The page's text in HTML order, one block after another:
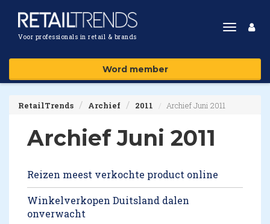
Voor professionals in retail & brands
Toggle
Word member
RetailTrends Archief 2011 Archief Juni 2011
Archief Juni 2011
Reizen meest verkochte product online
Winkelverkopen Duitsland dalen
onverwacht